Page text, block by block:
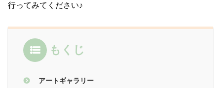
行ってみてください♪
もくじ
アートギャラリー